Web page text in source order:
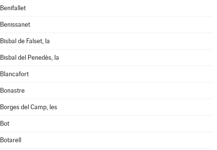
Benifallet
Benissanet
Bisbal de Falset, la
Bisbal del Penedès, la
Blancafort
Bonastre
Borges del Camp, les
Bot
Botarell